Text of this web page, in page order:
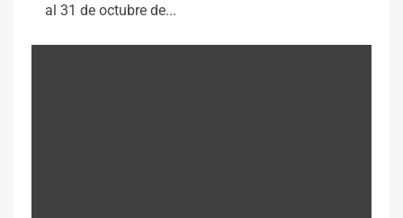
al 31 de octubre de...